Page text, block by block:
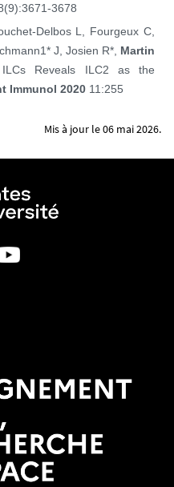
3678
Delbos L, Fourgeux C,
J, Josien R*, Martin
Reveals ILC2 as the
Immunol 2020 11:255
Mis à jour le 06 mai 2026.